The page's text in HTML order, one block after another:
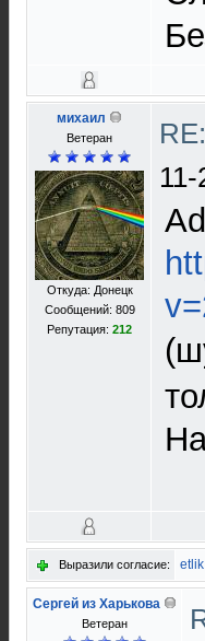
михаил
Ветеран
Откуда: Донецк
Сообщений: 809
Репутация: 212
Выразили согласие: etlik
Сергей из Харькова
Ветеран